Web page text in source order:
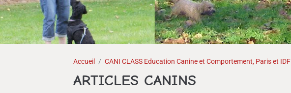
Accueil CANI CLASS Education Canine et Comportement, Paris et IDF
ARTICLES CANINS